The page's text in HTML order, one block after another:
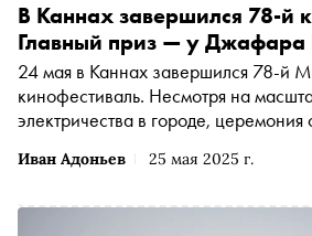
Иван Адоньев 25 мая 2025 г.
В Каннах завершился 78-й
Главный приз — у
24 мая в Каннах завершился 78-й
кинофестиваль. Несмотря на
электричества в городе, церемония
пальмовую ветвь» — получил